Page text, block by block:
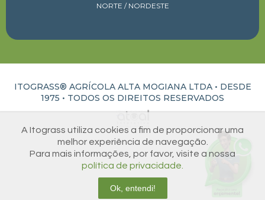
NORTE / NORDESTE
ITOGRASS® AGRÍCOLA ALTA MOGIANA LTDA • DESDE
1975 • TODOS OS DIREITOS RESERVADOS
A Itograss utiliza cookies a fim de proporcionar uma
melhor experiência de navegação.
Para mais informações, por favor, visite a nossa
política de privacidade.
Ok, entendi!